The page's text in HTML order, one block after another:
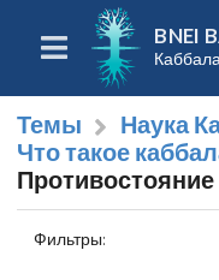
BNEI
Темы
Наука
Что такое
Противостояние
Фильтры: